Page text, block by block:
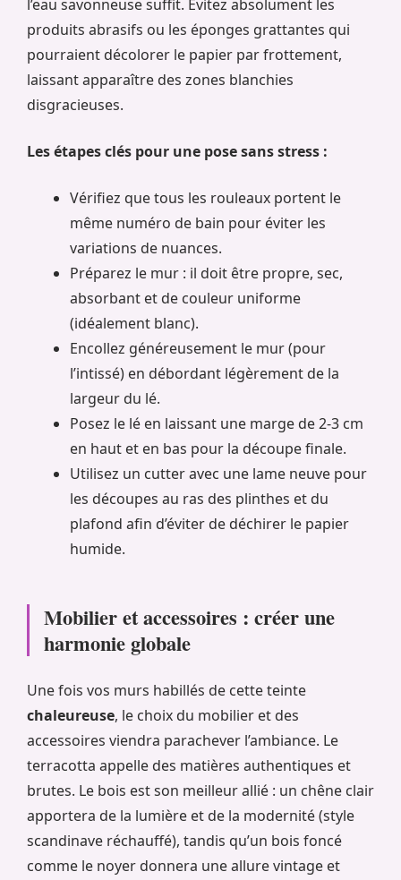
l’eau savonneuse suffit. Évitez absolument les
produits abrasifs ou les éponges grattantes qui
pourraient décolorer le papier par frottement,
laissant apparaître des zones blanchies
disgracieuses.
Les étapes clés pour une pose sans stress :
Vérifiez que tous les rouleaux portent le
même numéro de bain pour éviter les
variations de nuances.
Préparez le mur : il doit être propre, sec,
absorbant et de couleur uniforme
(idéalement blanc).
Encollez généreusement le mur (pour
l’intissé) en débordant légèrement de la
largeur du lé.
Posez le lé en laissant une marge de 2-3 cm
en haut et en bas pour la découpe finale.
Utilisez un cutter avec une lame neuve pour
les découpes au ras des plinthes et du
plafond afin d’éviter de déchirer le papier
humide.
Mobilier et accessoires : créer une
harmonie globale
Une fois vos murs habillés de cette teinte
chaleureuse, le choix du mobilier et des
accessoires viendra parachever l’ambiance. Le
terracotta appelle des matières authentiques et
brutes. Le bois est son meilleur allié : un chêne clair
apportera de la lumière et de la modernité (style
scandinave réchauffé), tandis qu’un bois foncé
comme le noyer donnera une allure vintage et